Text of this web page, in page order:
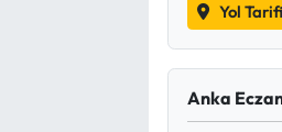
Yol
Anka